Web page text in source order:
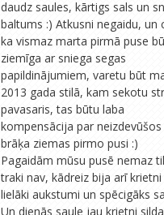
daudz saules, kārtigs sals un
baltums :) Atkusni negaidu, un
ka vismaz marta pirmā puse
ziemīga ar sniega segas
papildinājumiem, varetu būt
2013 gada stilā, kam sekotu
pavasaris, tas būtu laba
kompensācija par neizdevūšos
brāķa ziemas pirmo pusi :)
Pagaidām mūsu pusē nemaz
traki nav, kādreiz bija arī krietni
lielāki aukstumi un spēcigāks
Un dienās saule jau krietni